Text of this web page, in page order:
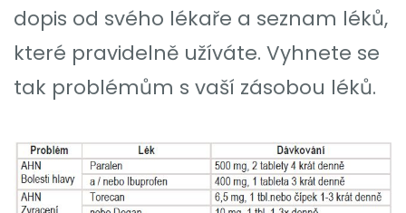
dopis od svého lékaře a seznam léků,
které pravidelně užíváte. Vyhnete se
tak problémům s vaší zásobou léků.